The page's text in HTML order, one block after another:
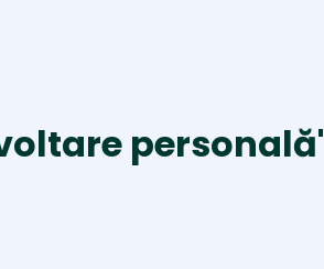
personală'